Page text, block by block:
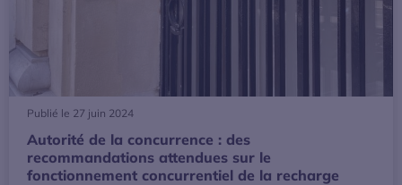
Publié le 27 juin 2024
Autorité de la concurrence : des
recommandations attendues sur le
fonctionnement concurrentiel de la recharge